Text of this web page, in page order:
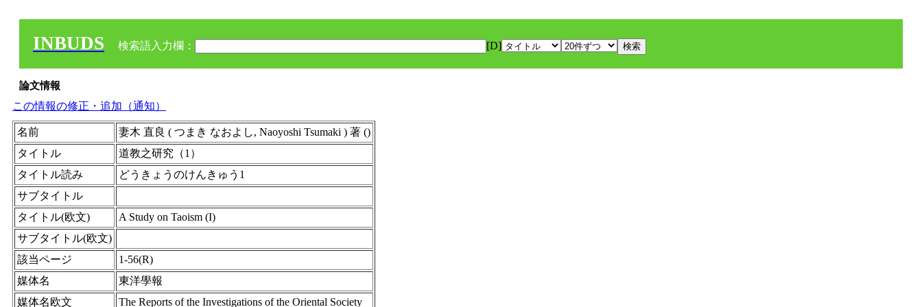
INBUDS 検索語入力欄： [D]
論文情報
この情報の修正・追加（通知）
名前
妻木 直良 ( つまき なおよし, Naoyoshi Tsumaki ) 著 ()
タイトル
道教之研究（1）
タイトル読み
どうきょうのけんきゅう1
サブタイトル
タイトル(欧文)
A Study on Taoism (I)
サブタイトル(欧文)
該当ページ
1-56(R)
媒体名
東洋學報
媒体名欧文
The Reports of the Investigations of the Oriental Society